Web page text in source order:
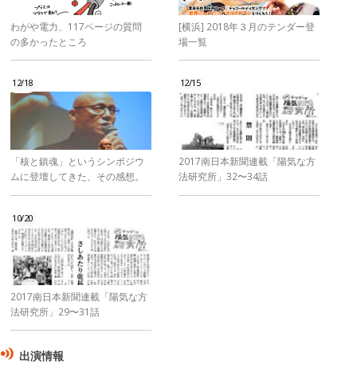
わがや電力、117ページの質問
の多かったところ
[横浜] 2018年３月のテンダー登
場一覧
12/18
「核と鎮魂」というシンポジウ
ムに登壇してきた、その感想。
12/15
2017南日本新聞連載「陽気な方
法研究所」32〜34話
10/20
2017南日本新聞連載「陽気な方
法研究所」29〜31話
出演情報